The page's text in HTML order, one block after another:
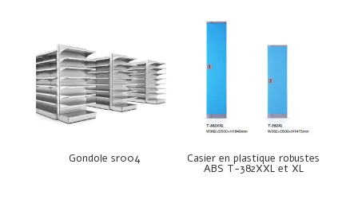
Gondole sr004 Casier en plastique robustes
ABS T-382XXL et XL